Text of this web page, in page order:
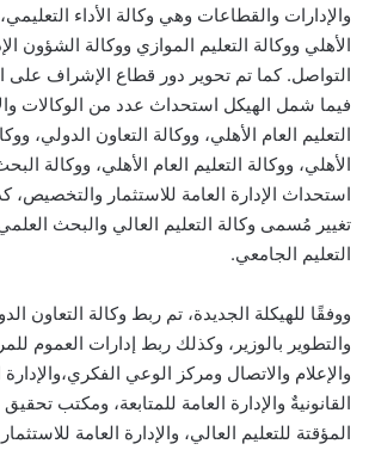
والإدارات والقطاعات وهي وكالة الأداء التعليمي،
الأهلي ووكالة التعليم الموازي ووكالة الشؤون
التواصل. كما تم تحوير دور قطاع الإشراف على
فيما شمل الهيكل استحداث عدد من الوكالات
التعليم العام الأهلي، ووكالة التعاون الدولي،
الأهلي، ووكالة التعليم العام الأهلي، ووكالة
استحداث الإدارة العامة للاستثمار
تغيير مُسمى وكالة التعليم العالي والبحث
التعليم الجامعي.
ووفقًا للهيكلة الجديدة، تم ربط وكالة التعاون
والتطوير بالوزير، وكذلك ربط إدارات العموم
والإعلام والاتصال ومركز الوعي
القانونيةٌ والإدارة العامة للمتابعة، ومكتب تحقيق
المؤقتة للتعليم العالي، والإدارة العامة